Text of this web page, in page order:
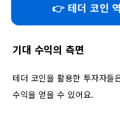
👉 테더 코인
기대 수익의 측면
테더 코인을 활용한 투자자들
수익을 얻을 수 있어요.